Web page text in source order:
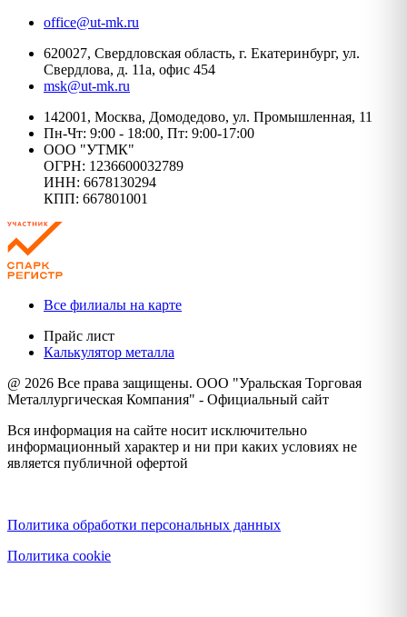
office@ut-mk.ru
620027, Свердловская область, г. Екатеринбург, ул.
Свердлова, д. 11а, офис 454
msk@ut-mk.ru
142001, Москва, Домодедово, ул. Промышленная, 11
Пн-Чт: 9:00 - 18:00, Пт: 9:00-17:00
ООО "УТМК"
ОГРН: 1236600032789
ИНН: 6678130294
КПП: 667801001
Все филиалы на карте
Прайс лист
Калькулятор металла
@ 2026 Все права защищены. ООО "Уральская Торговая
Металлургическая Компания" - Официальный сайт
Вся информация на сайте носит исключительно
информационный характер и ни при каких условиях не
является публичной офертой
Политика обработки персональных данных
Политика cookie